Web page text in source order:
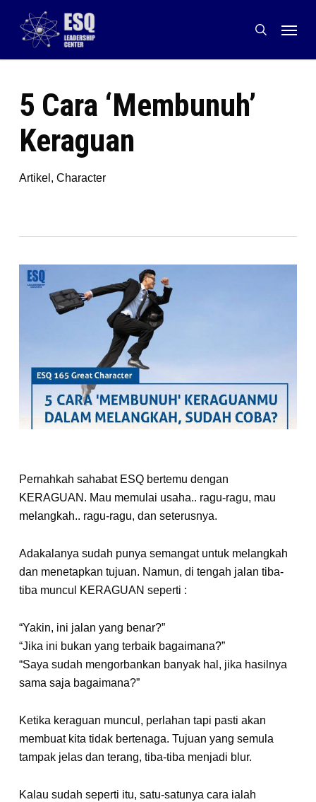
content
search
Menu
5 Cara ‘Membunuh’
Keraguan
Artikel , Character
Pernahkah sahabat ESQ bertemu dengan
KERAGUAN. Mau memulai usaha.. ragu-ragu, mau
melangkah.. ragu-ragu, dan seterusnya.
Adakalanya sudah punya semangat untuk melangkah
dan menetapkan tujuan. Namun, di tengah jalan tiba-
tiba muncul KERAGUAN seperti :
“Yakin, ini jalan yang benar?”
“Jika ini bukan yang terbaik bagaimana?”
“Saya sudah mengorbankan banyak hal, jika hasilnya
sama saja bagaimana?”
Ketika keraguan muncul, perlahan tapi pasti akan
membuat kita tidak bertenaga. Tujuan yang semula
tampak jelas dan terang, tiba-tiba menjadi blur.
Kalau sudah seperti itu, satu-satunya cara ialah